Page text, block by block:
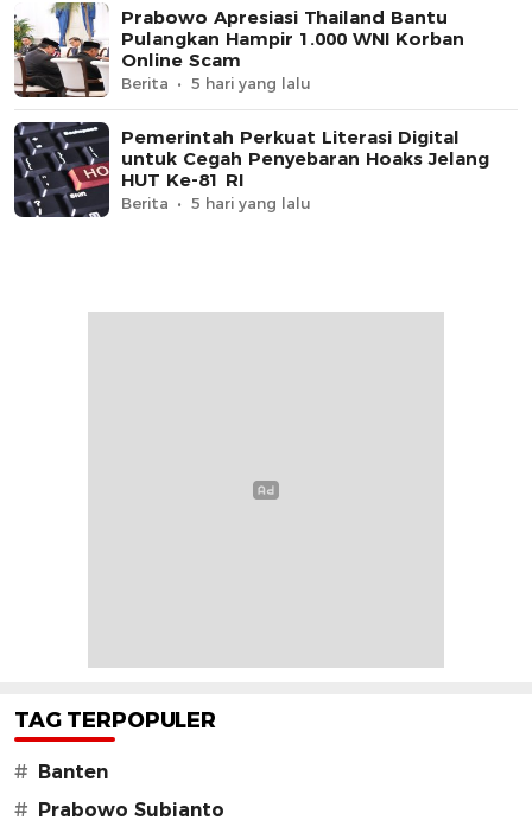
Prabowo Apresiasi Thailand Bantu
Pulangkan Hampir 1.000 WNI Korban
Online Scam
Berita 5 hari yang lalu
Pemerintah Perkuat Literasi Digital
untuk Cegah Penyebaran Hoaks Jelang
HUT Ke-81 RI
Berita 5 hari yang lalu
TAG TERPOPULER
# Banten
# Prabowo Subianto